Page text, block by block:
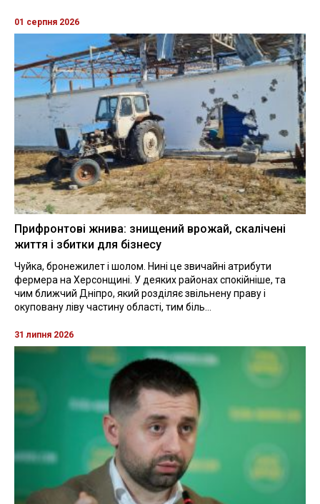
01 серпня 2026
Прифронтові жнива: знищений врожай, скалічені
життя і збитки для бізнесу
Чуйка, бронежилет і шолом. Нині це звичайні атрибути
фермера на Херсонщині. У деяких районах спокійніше, та
чим ближчий Дніпро, який розділяє звільнену праву і
окуповану ліву частину області, тим біль...
31 липня 2026